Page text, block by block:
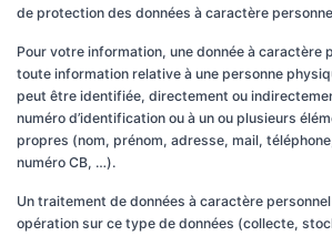
de protection des données à caractère
Pour votre information, une donnée à caractère
toute information relative à une personne
peut être identifiée, directement ou
numéro d’identification ou à un ou plusieurs
propres (nom, prénom, adresse, mail,
numéro CB, …).
Un traitement de données à caractère
opération sur ce type de données (collecte,